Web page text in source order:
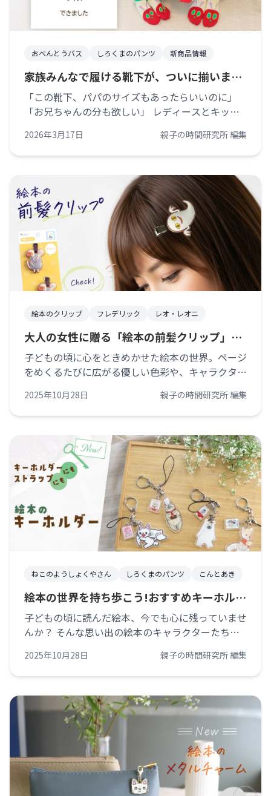
おべんとうバス しろくまのパンツ 新商品情報
家族みんなで履ける靴下が、ついに揃いまし
た
「この靴下、パパのサイズもあったらいいのに」
「お兄ちゃんの分も欲しい」 レディースとキッズ
んな声をたくさんいただいていました。本当に、驚
くくらい。 お問い合わせフォームから。 [&hellip;]
2026年3月17日 親子の時間研究所 編集
絵本のクリップ フレデリック レオ・レオニ
大人の女性に贈る「絵本の前髪クリップ」
【新登場】
子どもの頃に心をときめかせた絵本の世界。ページ
をめくるたびに広がる優しい色彩や、キャラクター
ます。 その絵本の世界を、大人の女性の日常にさ
りげなく取り入れられるアイテムが誕生 [&hellip;]
2025年10月28日 親子の時間研究所 編集
ねこのようしょくやさん しろくまのパンツ こんとあき
絵本の世界を持ち歩こう!おすすめキーホルダ
ー4選
子どもの頃に読んだ絵本、今でも心に残っていませ
んか？ そんな思い出の絵本のキャラクターたち
ーをご紹介します。 キャラクターと絵本がセット
になった可愛いデザインで、バッグや傘などにつけ
2025年10月28日 親子の時間研究所 編集